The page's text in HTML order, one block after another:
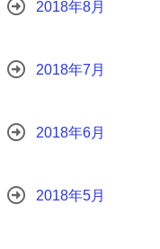
2018年8月
2018年7月
2018年6月
2018年5月